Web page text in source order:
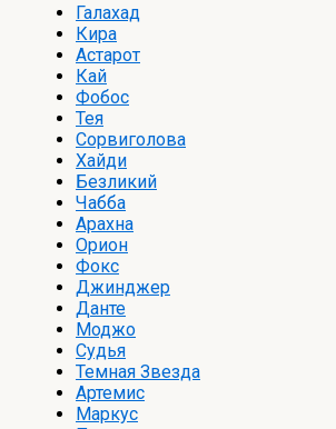
Галахад
Кира
Астарот
Кай
Фобос
Тея
Сорвиголова
Хайди
Безликий
Чабба
Арахна
Орион
Фокс
Джинджер
Данте
Моджо
Судья
Темная Звезда
Артемис
Маркус